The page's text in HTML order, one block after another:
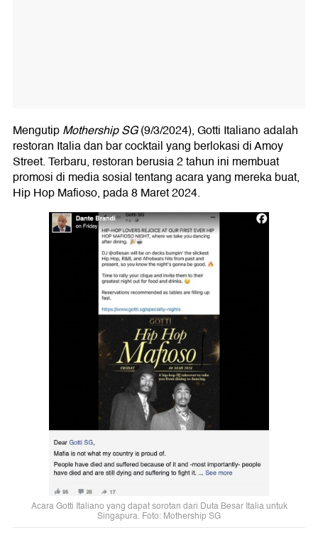
MengutipMothership SG(9/3/2024), Gotti Italiano adalah
restoran Italia dan bar cocktail yang berlokasi di Amoy
Street. Terbaru, restoran berusia 2 tahun ini membuat
promosi di media sosial tentang acara yang mereka buat,
Hip Hop Mafioso, pada 8 Maret 2024.
Acara Gotti Italiano yang dapat sorotan dari Duta Besar Italia untuk
Singapura. Foto: Mothership SG